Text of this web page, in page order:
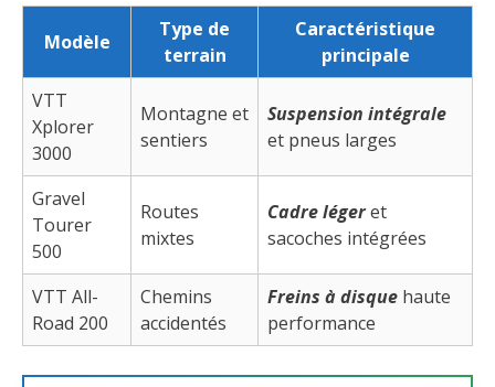
Modèle
Type de
terrain
Caractéristique
principale
VTT
Xplorer
3000
Montagne et
sentiers
Suspension intégrale
et pneus larges
Gravel
Tourer
500
Routes
mixtes
Cadre légeret
sacoches intégrées
VTT All-
Road 200
Chemins
accidentés
Freins à disque haute
performance